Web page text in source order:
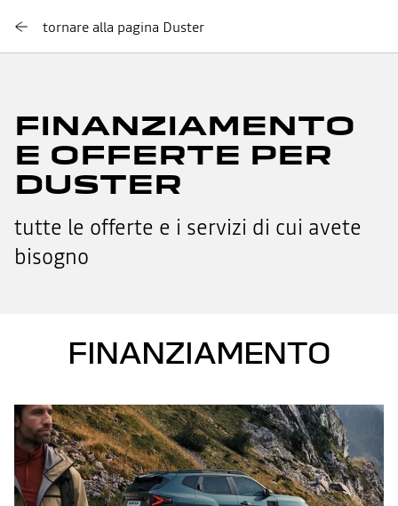
tornare alla pagina Duster
FINANZIAMENTO
E OFFERTE PER
DUSTER
tutte le offerte e i servizi di cui avete
bisogno
FINANZIAMENTO